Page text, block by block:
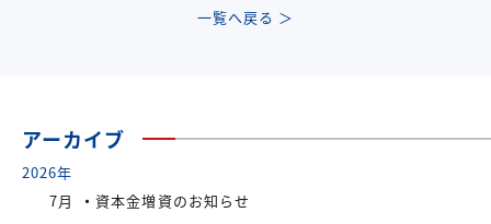
一覧へ戻る ＞
アーカイブ
2026年
7月
資本金増資のお知らせ